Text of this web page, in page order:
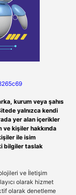
kurum veya şahıs
yalnızca kendi
yer alan içerikler
kişiler hakkında
ile isim
bilgiler taslak
ve İletişim
olarak hizmet
olarak denetleme